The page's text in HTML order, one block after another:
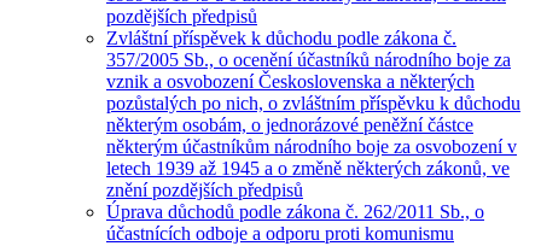
pozdějších předpisů
Zvláštní příspěvek k důchodu podle zákona č.
357/2005 Sb., o ocenění účastníků národního boje za
vznik a osvobození Československa a některých
pozůstalých po nich, o zvláštním příspěvku k důchodu
některým osobám, o jednorázové peněžní částce
některým účastníkům národního boje za osvobození v
letech 1939 až 1945 a o změně některých zákonů, ve
znění pozdějších předpisů
Úprava důchodů podle zákona č. 262/2011 Sb., o
účastnících odboje a odporu proti komunismu